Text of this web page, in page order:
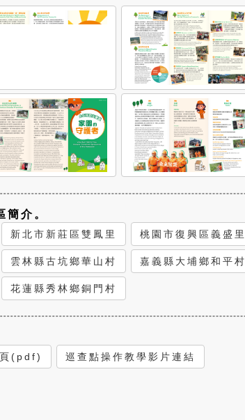
簡介。
新北市新莊區雙鳳里 桃園市復興區義盛里
雲林縣古坑鄉華山村 嘉義縣大埔鄉和平村
花蓮縣秀林鄉銅門村
頁(pdf) 巡查點操作教學影片連結